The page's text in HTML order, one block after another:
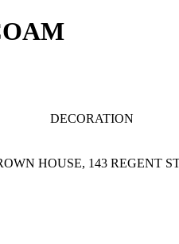
DECORATION
HOUSE, 143 REGENT